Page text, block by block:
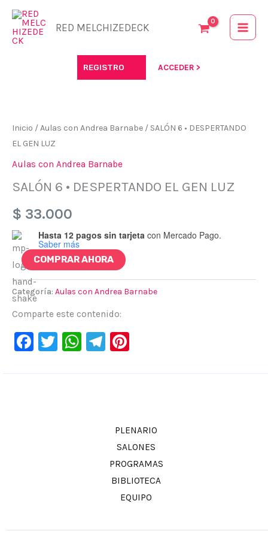
contenido
RED MELCHIZEDECK
REGISTRO ACCEDER >
Inicio /Aulas con Andrea Barnabe / SALÓN 6 • DESPERTANDO
EL GEN LUZ
Aulas con Andrea Barnabe
SALÓN 6 • DESPERTANDO EL GEN LUZ
$ 33.000
Hasta 12 pagos sin tarjeta con Mercado Pago.
Saber más
SALÓN
•
GEN
COMPRAR AHORA Alternative:
Categoría: Aulas con Andrea Barnabe
Comparte este contenido:
Facebook
Twitter
WhatsApp
Telegram
PLENARIO
SALONES
PROGRAMAS
BIBLIOTECA
EQUIPO